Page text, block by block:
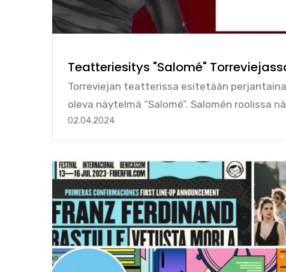
Teatteriesitys "Salomé"
Torreviejan teatterissa esitetään
oleva näytelmä “Salomé”. Salomén roolissa
02.04.2024